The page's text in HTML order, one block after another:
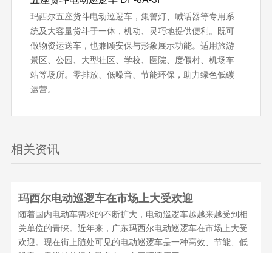
玛西尔五座货斗电动巡逻车，集警灯、喊话器等专用系
统及大容量货斗于一体，机动、灵巧地提供便利。既可
做物资运送车，也兼顾安保与形象展示功能。适用旅游
景区、公园、大型社区、学校、医院、度假村、机场车
站等场所。零排放、低噪音、节能环保‌，助力绿色低碳
运营。
相关资讯
玛西尔电动巡逻车在市场上大受欢迎
随着国内电动车需求的不断扩大，电动巡逻车越越来越受到相
关单位的青睐。近年来，广东玛西尔电动巡逻车在市场上大受
欢迎。现在街上随处可见的电动巡逻车是一种高效、节能、低